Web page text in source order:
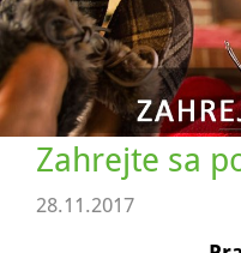
Zahrejte sa
28.11.2017